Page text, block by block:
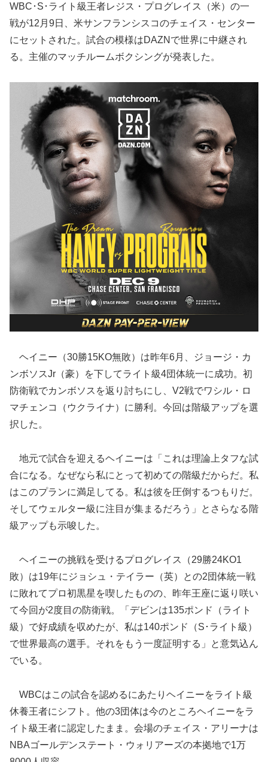
WBC･S･ライト級王者レジス・プログレイス（米）の一
戦が12月9日、米サンフランシスコのチェイス・センター
にセットされた。試合の模様はDAZNで世界に中継され
る。主催のマッチルームボクシングが発表した。
ヘイニー（30勝15KO無敗）は昨年6月、ジョージ・カ
ンボソスJr（豪）を下してライト級4団体統一に成功。初
防衛戦でカンボソスを返り討ちにし、V2戦でワシル・ロ
マチェンコ（ウクライナ）に勝利。今回は階級アップを選
択した。
地元で試合を迎えるヘイニーは「これは理論上タフな試
合になる。なぜなら私にとって初めての階級だからだ。私
はこのプランに満足してる。私は彼を圧倒するつもりだ。
そしてウェルター級に注目が集まるだろう」とさらなる階
級アップも示唆した。
ヘイニーの挑戦を受けるプログレイス（29勝24KO1
敗）は19年にジョシュ・テイラー（英）との2団体統一戦
に敗れてプロ初黒星を喫したものの、昨年王座に返り咲い
て今回が2度目の防衛戦。「デビンは135ポンド（ライト
級）で好成績を収めたが、私は140ポンド（S･ライト級）
で世界最高の選手。それをもう一度証明する」と意気込ん
でいる。
WBCはこの試合を認めるにあたりヘイニーをライト級
休養王者にシフト。他の3団体は今のところヘイニーをラ
イト級王者に認定したまま。会場のチェイス・アリーナは
NBAゴールデンステート・ウォリアーズの本拠地で1万